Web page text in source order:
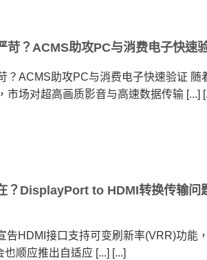
苛？ACMS助攻PC与消费电子快速
？ACMS助攻PC与消费电子快速验证 随
市场对超高画质影音与高速数据传输 [...]
？DisplayPort to HDMI转换传输问
告HDMI接口支持可变刷新率(VRR)功能
顺应推出自适应 [...] [...]